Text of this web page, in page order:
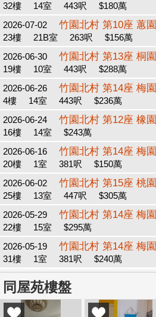
32樓 14室 443呎
$180萬
2026-07-02
竹園北村 第10座 蕙
23樓 21B室 263呎
$156萬
2026-06-30
竹園北村 第13座 桐
19樓 10室 443呎
$288萬
2026-06-26
竹園北村 第14座 梅
4樓 14室 443呎
$236萬
2026-06-24
竹園北村 第12座 橡
16樓 14室
$243萬
2026-06-16
竹園北村 第14座 梅
20樓 1室 381呎
$150萬
2026-06-02
竹園北村 第15座 桃
25樓 13室 447呎
$305萬
2026-05-29
竹園北村 第14座 梅
22樓 15室
$295萬
2026-05-19
竹園北村 第14座 梅
31樓 1室 381呎 $240萬
同屋苑樓盤